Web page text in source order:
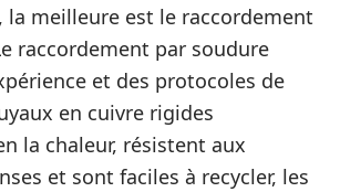
la meilleure est le raccordement
raccordement par soudure
et des protocoles de
en cuivre rigides
la chaleur, résistent aux
et sont faciles à recycler, les